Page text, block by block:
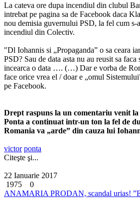
La cateva ore dupa incendiul din clubul
intrebat pe pagina sa de Facebook daca
nou demisia guvernului PSD, la fel cum s-
incendiul din Colectiv.
"Dl Iohannis si „Propaganda” o sa ceara
PSD? Sau de data asta nu au reusit sa faca
incearca o data …. (…) Dar e vorba de
face orice vrea el / doar e „omul
pe Facebook.
Drept raspuns la un comentariu venit la
Ponta a continuat intr-un ton la fel de
Romania va „arde” din cauza lui
victor ponta
Citeşte şi...
22 Ianuarie 2017
1975
0
ANAMARIA PRODAN, scandal urias!